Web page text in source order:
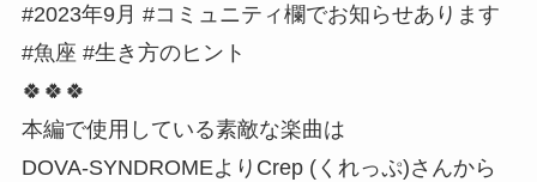
#2023年9月 #コミュニティ欄でお知らせあります
#魚座 #生き方のヒント
🍀🍀🍀
本編で使用している素敵な楽曲は
DOVA-SYNDROMEよりCrep (くれっぷ)さんから